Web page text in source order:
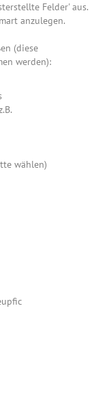
Felder' aus.
anzulegen.
(diese
werden):
wählen)